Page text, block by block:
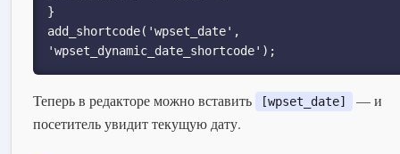
}
add_shortcode('wpset_date',
'wpset_dynamic_date_shortcode');
Теперь в редакторе можно вставить [wpset_date]
— и
посетитель увидит текущую дату.